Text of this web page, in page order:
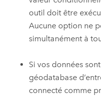
outil doit être
Aucune option ne
simultanément à
Si vos données
géodatabase
connecté comme